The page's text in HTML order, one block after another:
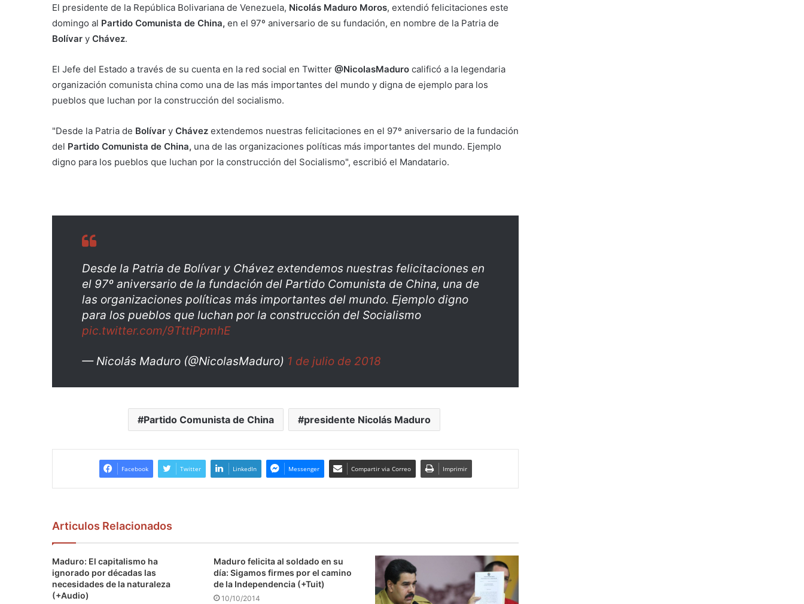
El presidente de la República Bolivariana de Venezuela, Nicolás Maduro Moros, extendió felicitaciones este
domingo al Partido Comunista de China, en el 97º aniversario de su fundación, en nombre de la Patria de
Bolívar y Chávez.
El Jefe del Estado a través de su cuenta en la red social en Twitter @NicolasMaduro calificó a la legendaria
organización comunista china como una de las más importantes del mundo y digna de ejemplo para los
pueblos que luchan por la construcción del socialismo.
"Desde la Patria de Bolívar y Chávez extendemos nuestras felicitaciones en el 97º aniversario de la fundación
del Partido Comunista de China, una de las organizaciones políticas más importantes del mundo. Ejemplo
digno para los pueblos que luchan por la construcción del Socialismo", escribió el Mandatario.
Desde la Patria de Bolívar y Chávez extendemos nuestras felicitaciones en
el 97º aniversario de la fundación del Partido Comunista de China, una de
las organizaciones políticas más importantes del mundo. Ejemplo digno
para los pueblos que luchan por la construcción del Socialismo
pic.twitter.com/9TttiPpmhE
— Nicolás Maduro (@NicolasMaduro) 1 de julio de 2018
Partido Comunista de China presidente Nicolás Maduro
Facebook Twitter LinkedIn Messenger Compartir via Correo Imprimir
Articulos Relacionados
Maduro: El capitalismo ha
ignorado por décadas las
necesidades de la naturaleza
(+Audio)
Maduro felicita al soldado en su
día: Sigamos firmes por el camino
de la Independencia (+Tuit)
10/10/2014